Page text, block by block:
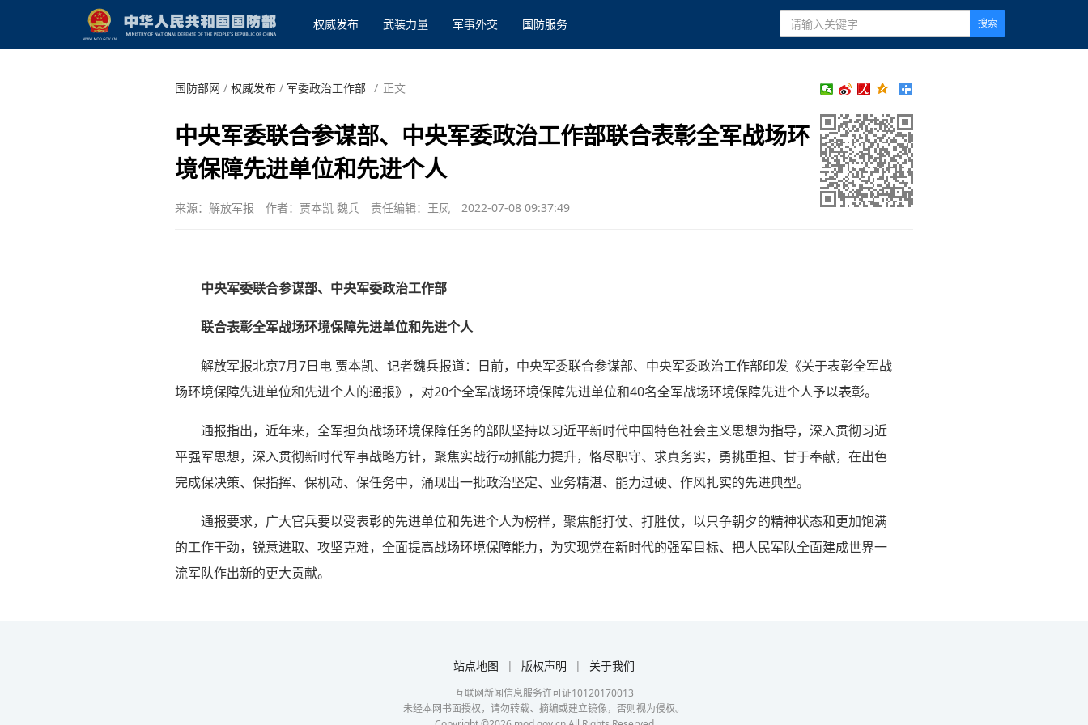
权威发布 武装力量 军事外交 国防服务 搜索
国防部网 / 权威发布/ 军委政治工作部 / 正文
中央军委联合参谋部、中央军委政治工作部联合表彰全军战场环
境保障先进单位和先进个人
来源：解放军报 作者：贾本凯 魏兵 责任编辑：王凤 2022-07-08 09:37:49
中央军委联合参谋部、中央军委政治工作部
联合表彰全军战场环境保障先进单位和先进个人
解放军报北京7月7日电 贾本凯、记者魏兵报道：日前，中央军委联合参谋部、中央军委政治工作部印发《关于表彰全军战
场环境保障先进单位和先进个人的通报》，对20个全军战场环境保障先进单位和40名全军战场环境保障先进个人予以表彰。
通报指出，近年来，全军担负战场环境保障任务的部队坚持以习近平新时代中国特色社会主义思想为指导，深入贯彻习近
平强军思想，深入贯彻新时代军事战略方针，聚焦实战行动抓能力提升，恪尽职守、求真务实，勇挑重担、甘于奉献，在出色
完成保决策、保指挥、保机动、保任务中，涌现出一批政治坚定、业务精湛、能力过硬、作风扎实的先进典型。
通报要求，广大官兵要以受表彰的先进单位和先进个人为榜样，聚焦能打仗、打胜仗，以只争朝夕的精神状态和更加饱满
的工作干劲，锐意进取、攻坚克难，全面提高战场环境保障能力，为实现党在新时代的强军目标、把人民军队全面建成世界一
流军队作出新的更大贡献。
站点地图 | 版权声明 | 关于我们
互联网新闻信息服务许可证10120170013
未经本网书面授权，请勿转载、摘编或建立镜像，否则视为侵权。